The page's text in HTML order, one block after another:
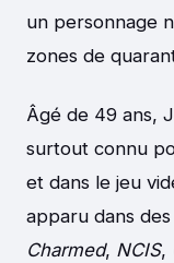
un personnage
zones de
Âgé de 49 ans,
surtout connu
et dans le jeu
apparu dans
Charmed, NCIS,